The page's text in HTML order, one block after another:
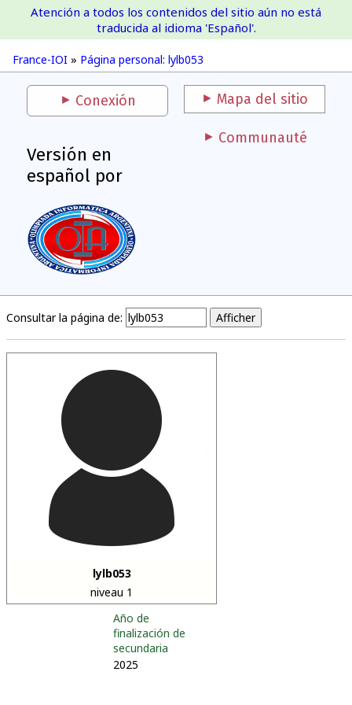
France-IOI
France-IOI » Página personal: lylb053
Atención a todos los contenidos del sitio aún no está
traducida al idioma 'Español'.
Conexión Mapa del sitio
Versión en
español por
Communauté
Consultar la página de:
lylb053
niveau 1
Año de
finalización de
secundaria
2025